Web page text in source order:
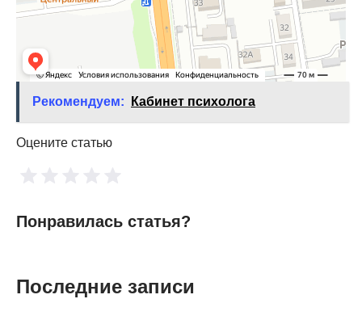
Рекомендуем: Кабинет психолога
Оцените статью
Понравилась статья?
Последние записи